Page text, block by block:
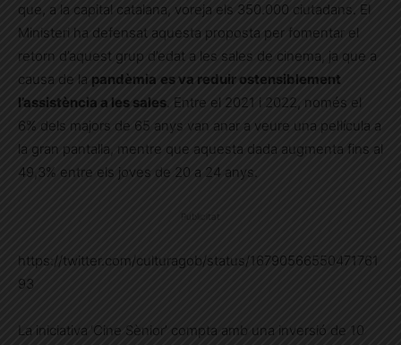
que, a la capital catalana, voreja els 350.000 ciutadans. El
Ministeri ha defensat aquesta proposta per fomentar el
retorn d’aquest grup d’edat a les sales de cinema, ja que a
causa de la pandèmia es va reduir ostensiblement
l’assistència a les sales . Entre el 2021 i 2022, només el
6% dels majors de 65 anys van anar a veure una pel·lícula a
la gran pantalla, mentre que aquesta dada augmenta fins al
49,3% entre els joves de 20 a 24 anys.
https://twitter.com/culturagob/status/16790566550471761
93
La iniciativa ‘Cine Sènior’ compta amb una inversió de 10